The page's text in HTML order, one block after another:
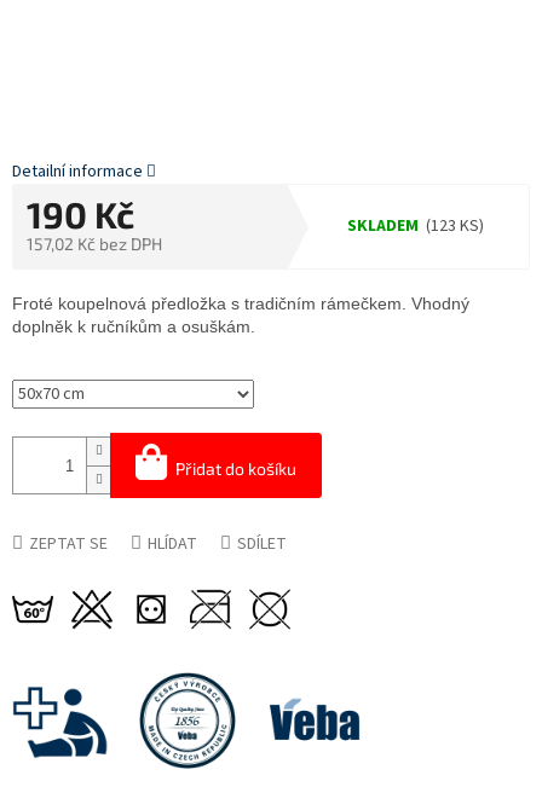
190 Kč
157,02 Kč bez DPH
SKLADEM (123 KS)
Přidat do košíku
Froté koupelnová předložka s tradičním rámečkem. Vhodný
doplněk k ručníkům a osuškám.
Detailní informace
ZEPTAT SE HLÍDAT SDÍLET